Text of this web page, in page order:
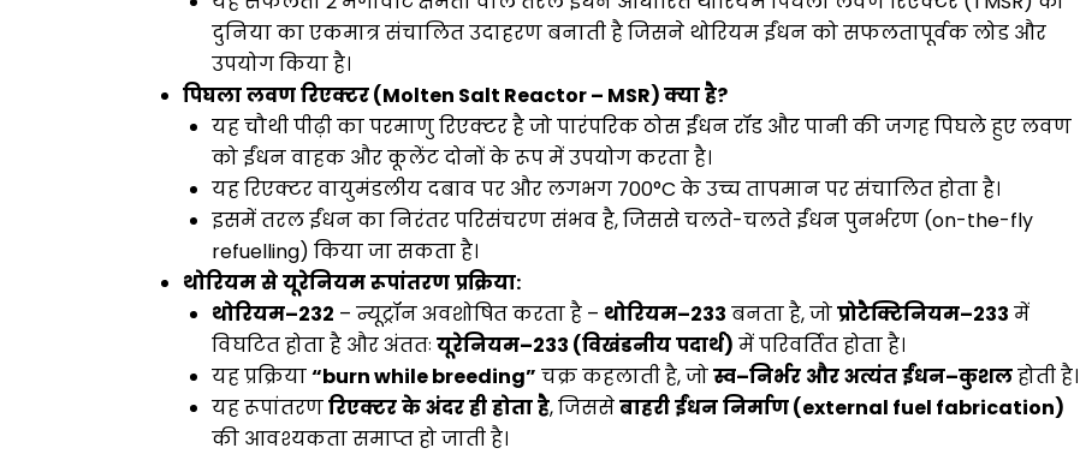
दुनिया का एकमात्र संचालित उदाहरण बनाती है जिसने थोरियम ईंधन को सफलतापूर्वक लोड और
उपयोग किया है।
पिघलालवणरिएक्टर(Molten Salt Reactor – MSR)क्याहै?
यह चौथी पीढ़ी का परमाणु रिएक्टर है जो पारंपरिक ठोस ईंधन रॉड और पानी की जगह पिघले हुए लवण
को ईंधन वाहक और कूलेंट दोनों के रूप में उपयोग करता है।
यह रिएक्टर वायुमंडलीय दबाव पर और लगभग 700°C के उच्च तापमान पर संचालित होता है।
इसमें तरल ईंधन का निरंतर परिसंचरण संभव है, जिससे चलते-चलते ईंधन पुनर्भरण (on-the-fly
refuelling) किया जा सकता है।
थोरियमसेयूरेनियमरूपांतरणप्रक्रिया:
थोरियम–232 – न्यूट्रॉन अवशोषित करता है – थोरियम–233 बनता है, जोप्रोटैक्टिनियम–233 में
विघटित होता है और अंततः यूरेनियम–233 (विखंडनीयपदार्थ) में परिवर्तित होता है।
यह प्रक्रिया“burn while breeding” चक्र कहलाती है, जोस्व–निर्भर औरअत्यंतईंधन–कुशलहोती है।
यह रूपांतरणरिएक्टरकेअंदरहीहोताहै, जिससेबाहरीईंधननिर्माण(external fuel fabrication)
की आवश्यकता समाप्त हो जाती है।